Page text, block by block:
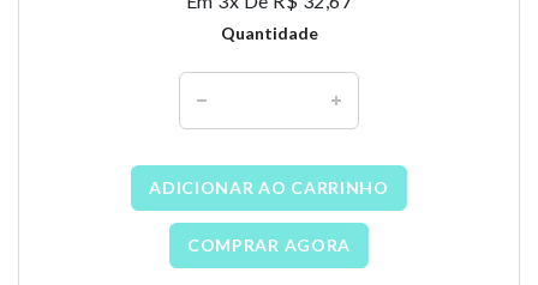
Quantidade
ADICIONAR AO CARRINHO
COMPRAR AGORA